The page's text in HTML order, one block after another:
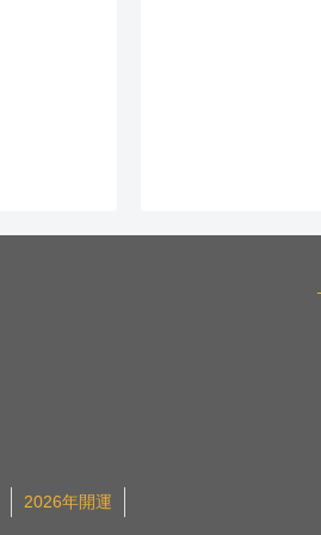
2026年開運